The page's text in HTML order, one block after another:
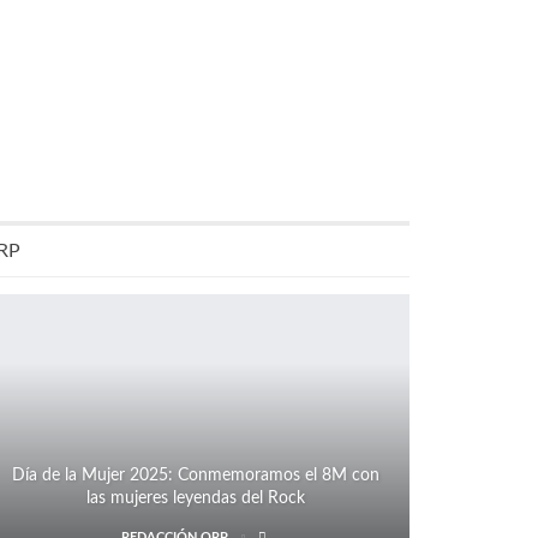
Día de la Mujer 2025: Conmemoramos el 8M con
las mujeres leyendas del Rock